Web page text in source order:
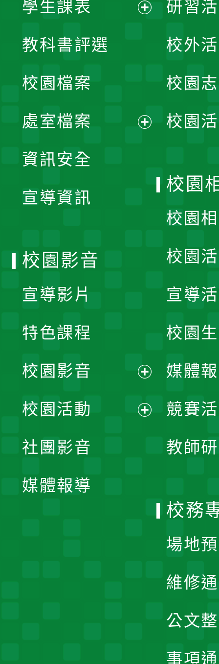
學生課表
單
教科書評選
校園檔案
處室檔案
資訊安全
宣導資訊
研習
校外
校園
校園
校園
校園
校園
宣導
校園
媒體
競賽
教師
校園影音
宣導影片
特色課程
校園影音
開
校園活動
社團影音
媒體報導
校務
場地
維修
公文
事項